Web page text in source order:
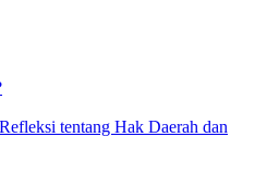
tentang Hak Daerah dan